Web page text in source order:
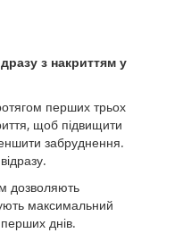
з накриттям у
перших трьох
щоб підвищити
забруднення.
дозволяють
максимальний
днів.